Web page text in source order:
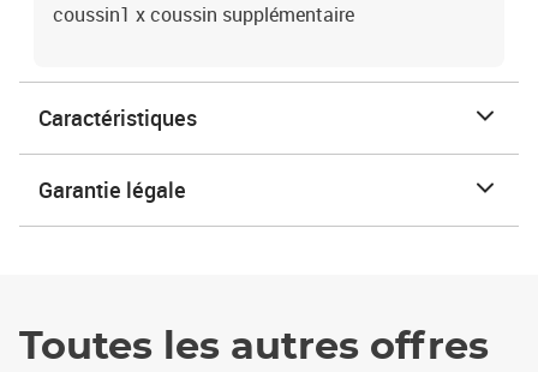
coussin1 x coussin supplémentaire
Caractéristiques
Garantie légale
Toutes les autres offres